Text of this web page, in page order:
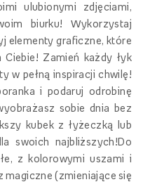
ulubionymi zdjęciami,
biurku! Wykorzystaj
elementy graficzne, które
Ciebie! Zamień każdy łyk
w pełną inspiracji chwilę!
i podaruj odrobinę
sobie dnia bez
kubek z łyżeczką lub
swoich najbliższych!Do
z kolorowymi uszami i
magiczne (zmieniające się